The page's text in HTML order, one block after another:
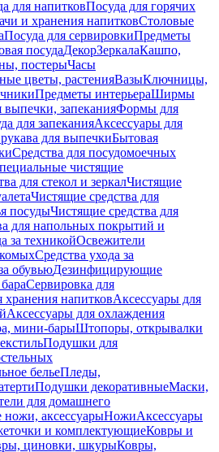
для напитковПосуда для горячих
и хранения напитковСтоловые
Посуда для сервировкиПредметы
посудаДекорЗеркалаКашпо,
постерыЧасы
цветы, растенияВазыКлючницы,
Предметы интерьераШирмы
выпечки, запеканияФормы для
для запеканияАксессуары для
для выпечкиБытовая
Средства для посудомоечных
чистящие
для стекол и зеркалЧистящие
Чистящие средства для
посудыЧистящие средства для
для напольных покрытий и
за техникойОсвежители
Средства ухода за
обувьюДезинфицирующие
Сервировка для
хранения напитковАксессуары для
Аксессуары для охлаждения
мини-барыШтопоры, открывалки
Подушки для
бельеПледы,
Подушки декоративныеМаски,
для домашнего
аксессуарыНожиАксессуары
и комплектующиеКовры и
циновки, шкурыКовры,